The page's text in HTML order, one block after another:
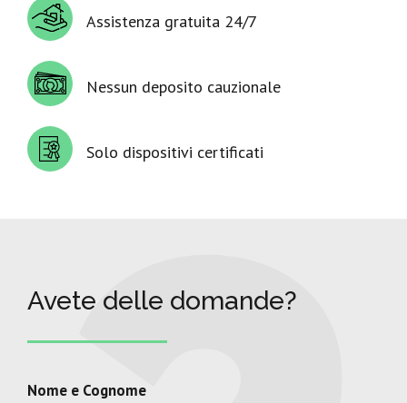
Assistenza gratuita 24/7
Nessun deposito cauzionale
Solo dispositivi certificati
Avete delle domande?
Nome e Cognome